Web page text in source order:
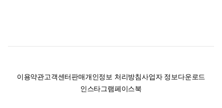
이용약관고객센터판매개인정보 처리방침사업자 정보다운로드
인스타그램페이스북